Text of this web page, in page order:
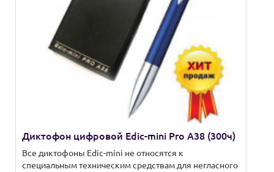
Диктофон цифровой Edic-mini Pro А38 (300ч)
Все диктофоны Edic-mini не относятся к
специальным техническим средствам для негласного